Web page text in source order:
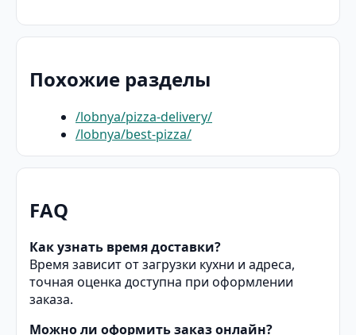
Похожие разделы
/lobnya/pizza-delivery/
/lobnya/best-pizza/
FAQ
Как узнать время доставки?
Время зависит от загрузки кухни и адреса,
точная оценка доступна при оформлении
заказа.
Можно ли оформить заказ онлайн?